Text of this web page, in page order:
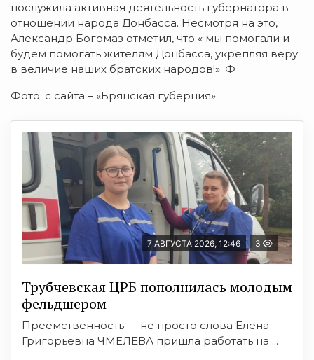
послужила активная деятельность губернатора в
отношении народа Донбасса. Несмотря на это,
Александр Богомаз отметил, что « мы помогали и
будем помогать жителям Донбасса, укрепляя веру
в величие наших братских народов!». Ф
Фото: с сайта – «Брянская губерния»
7 АВГУСТА 2026, 12:46 3
Трубчевская ЦРБ пополнилась молодым
фельдшером
Преемственность — не просто слова Елена
Григорьевна ЧМЕЛЕВА пришла работать на ...